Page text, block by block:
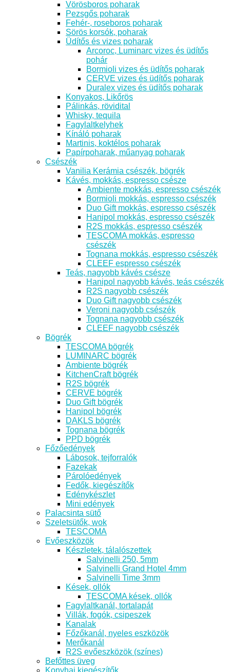
Vörösboros poharak
Pezsgős poharak
Fehér-, roseboros poharak
Sörös korsók, poharak
Üdítős és vizes poharak
Arcoroc, Luminarc vizes és üdítős
pohár
Bormioli vizes és üdítős poharak
CERVE vizes és üdítős poharak
Duralex vizes és üdítős poharak
Konyakos, Likőrös
Pálinkás, rövidital
Whisky, tequila
Fagylaltkelyhek
Kínáló poharak
Martinis, koktélos poharak
Papírpoharak, műanyag poharak
Csészék
Vanilia Kerámia csészék, bögrék
Kávés, mokkás, espresso csésze
Ambiente mokkás, espresso csészék
Bormioli mokkás, espresso csészék
Duo Gift mokkás, espresso csészék
Hanipol mokkás, espresso csészék
R2S mokkás, espresso csészék
TESCOMA mokkás, espresso
csészék
Tognana mokkás, espresso csészék
CLEEF espresso csészék
Teás, nagyobb kávés csésze
Hanipol nagyobb kávés, teás csészék
R2S nagyobb csészék
Duo Gift nagyobb csészék
Veroni nagyobb csészék
Tognana nagyobb csészék
CLEEF nagyobb csészék
Bögrék
TESCOMA bögrék
LUMINARC bögrék
Ambiente bögrék
KitchenCraft bögrék
R2S bögrék
CERVE bögrék
Duo Gift bögrék
Hanipol bögrék
DAKLS bögrék
Tognana bögrék
PPD bögrék
Főzőedények
Lábosok, tejforralók
Fazekak
Párolóedények
Fedők, kiegészítők
Edénykészlet
Mini edények
Palacsinta sütő
Szeletsütők, wok
TESCOMA
Evőeszközök
Készletek, tálalószettek
Salvinelli 250, 5mm
Salvinelli Grand Hotel 4mm
Salvinelli Time 3mm
Kések, ollók
TESCOMA kések, ollók
Fagylaltkanál, tortalapát
Villák, fogók, csipeszek
Kanalak
Főzőkanál, nyeles eszközök
Merőkanál
R2S evőeszközök (színes)
Befőttes üveg
Konyhai kiegészítők